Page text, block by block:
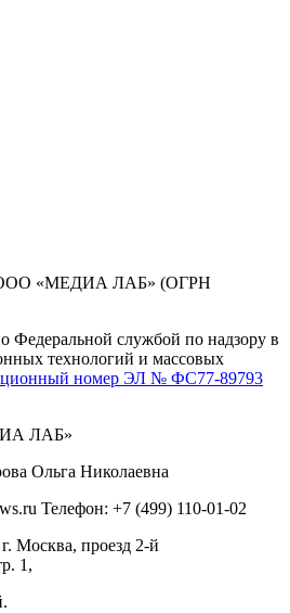
ООО «МЕДИА ЛАБ» (ОГРН
Федеральной службой по надзору в
технологий и массовых
номер ЭЛ № ФС77-89793
ЛАБ»
Ольга Николаевна
Телефон: +7 (499) 110-01-02
Москва, проезд 2-й
1,